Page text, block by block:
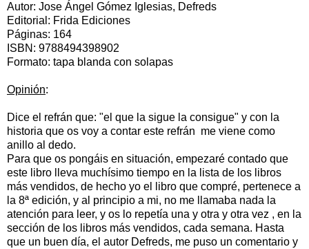
Autor: Jose Ángel Gómez Iglesias, Defreds
Editorial: Frida Ediciones
Páginas: 164
ISBN: 9788494398902
Formato: tapa blanda con solapas
Opinión:
Dice el refrán que: "el que la sigue la consigue" y con la
historia que os voy a contar este refrán me viene como
anillo al dedo.
Para que os pongáis en situación, empezaré contado que
este libro lleva muchísimo tiempo en la lista de los libros
más vendidos, de hecho yo el libro que compré, pertenece a
la 8ª edición, y al principio a mi, no me llamaba nada la
atención para leer, y os lo repetía una y otra y otra vez , en la
sección de los libros más vendidos, cada semana. Hasta
que un buen día, el autor Defreds, me puso un comentario y